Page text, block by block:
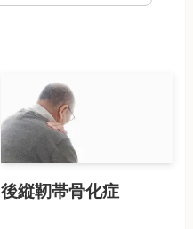
後縦靭帯骨化症